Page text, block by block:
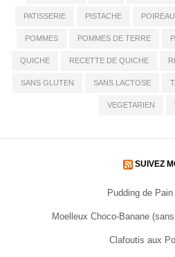
PATISSERIE PISTACHE
POMMES POMMES DE TERRE
QUICHE RECETTE DE QUICHE
SANS GLUTEN SANS LACTOSE
VEGETARIEN
SUIVEZ
Pudding de
Moelleux Choco-Banane
Clafoutis aux